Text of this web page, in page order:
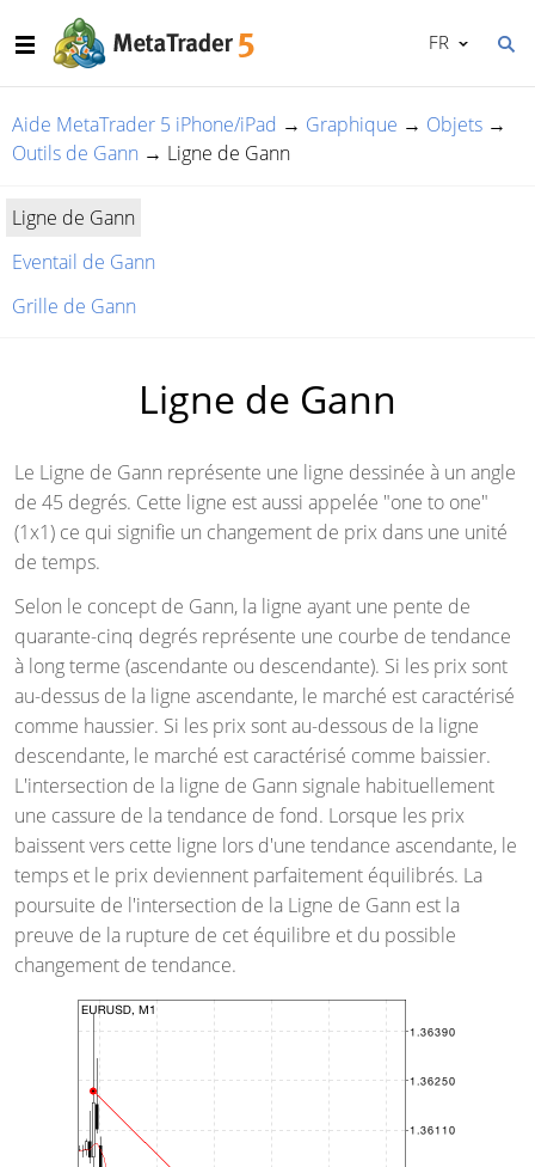
FR
Aide MetaTrader 5 iPhone/iPad → Graphique → Objets →
Outils de Gann → Ligne de Gann
Ligne de Gann
Eventail de Gann
Grille de Gann
Ligne de Gann
Le Ligne de Gann représente une ligne dessinée à un angle
de 45 degrés. Cette ligne est aussi appelée "one to one"
(1x1) ce qui signifie un changement de prix dans une unité
de temps.
Selon le concept de Gann, la ligne ayant une pente de
quarante-cinq degrés représente une courbe de tendance
à long terme (ascendante ou descendante). Si les prix sont
au-dessus de la ligne ascendante, le marché est caractérisé
comme haussier. Si les prix sont au-dessous de la ligne
descendante, le marché est caractérisé comme baissier.
L'intersection de la ligne de Gann signale habituellement
une cassure de la tendance de fond. Lorsque les prix
baissent vers cette ligne lors d'une tendance ascendante, le
temps et le prix deviennent parfaitement équilibrés. La
poursuite de l'intersection de la Ligne de Gann est la
preuve de la rupture de cet équilibre et du possible
changement de tendance.